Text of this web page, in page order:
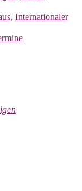
, Internationaler